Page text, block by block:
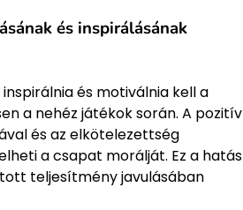
és inspirálásának
és motiválnia kell a
a nehéz játékok során. A pozitív
és az elkötelezettség
a csapat morálját. Ez a hatás
teljesítmény javulásában